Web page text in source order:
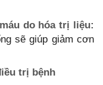
do hóa trị liệu:
sẽ giúp giảm cơn
trị bệnh